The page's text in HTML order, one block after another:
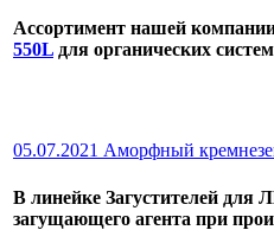
Ассортимент нашей
550L для органических
05.07.2021 Аморфный
В линейке Загустителей для
загущающего агента при